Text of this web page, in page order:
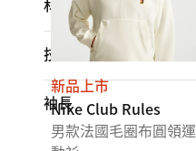
材質
技術
袖長
新品上市
Nike Club Rules
男款法國毛圈布圓領運